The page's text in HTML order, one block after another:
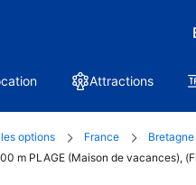
Attractions
options France Bretagne
m PLAGE (Maison de vacances),